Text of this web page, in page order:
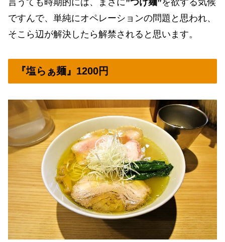
言うても時期的には、まさに”つけ麺”を欲する気候
ですんで、単純にオペレーションの問題と思われ、
そこら辺が解決したら解禁されると思います。
『塩らぁ麺』1200円